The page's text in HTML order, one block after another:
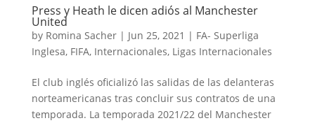
Press y Heath le dicen adiós al Manchester
United
by Romina Sacher| Jun 25, 2021 | FA- Superliga
Inglesa, FIFA, Internacionales, Ligas Internacionales
El club inglés oficializó las salidas de las delanteras
norteamericanas tras concluir sus contratos de una
temporada. La temporada 2021/22 del Manchester